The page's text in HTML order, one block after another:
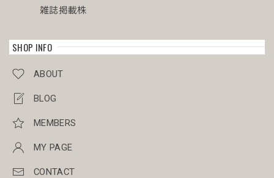
雑誌掲載株
SHOP INFO
ABOUT
BLOG
MEMBERS
MY PAGE
CONTACT
美人さんが届きました。梱包も素晴らしいです。こぼれも傾
きもありませんでした。梱包を解くのが本当に楽しみです。
うございました。 今回のミイラ梱包も完璧でした。